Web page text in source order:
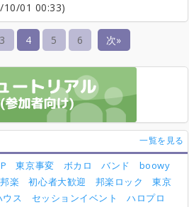
10/01 00:33)
3 4 5 6 次»
一覧を見る
東京事変 ボカロ バンド
boowy
邦楽 初心者大歓迎 邦楽ロック
東京
ウス セッションイベント
ハロプロ